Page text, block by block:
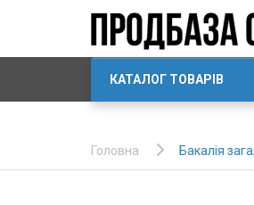
КАТАЛОГ ТОВАРІВ
Головна Бакалія